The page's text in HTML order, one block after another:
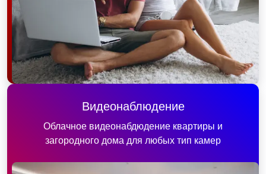
Видеонаблюдение
Облачное видеонабдюдение квартиры и
загородного дома для любых тип камер